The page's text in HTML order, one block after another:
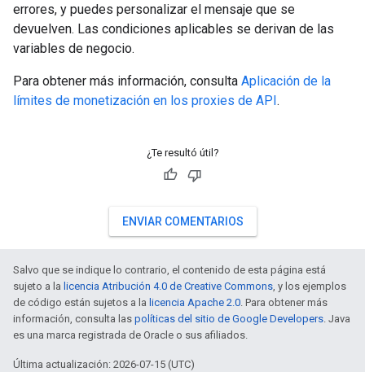
errores, y puedes personalizar el mensaje que se
devuelven. Las condiciones aplicables se derivan de las
variables de negocio.
Para obtener más información, consulta Aplicación de la
límites de monetización en los proxies de API.
¿Te resultó útil?
ENVIAR COMENTARIOS
Salvo que se indique lo contrario, el contenido de esta página está
sujeto a la licencia Atribución 4.0 de Creative Commons , y los ejemplos
de código están sujetos a la licencia Apache 2.0 . Para obtener más
información, consulta las políticas del sitio de Google Developers . Java
es una marca registrada de Oracle o sus afiliados.
Última actualización: 2026-07-15 (UTC)